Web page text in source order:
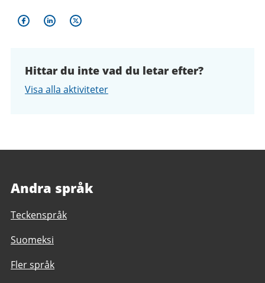
Hittar du inte vad du letar efter?
Visa alla aktiviteter
Andra språk
Teckenspråk
Suomeksi
Fler språk